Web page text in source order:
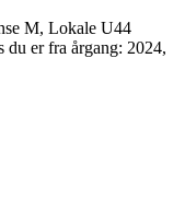
M, Lokale U44
du er fra årgang: 2024,